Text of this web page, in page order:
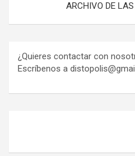
ARCHIVO DE
¿Quieres contactar con
Escríbenos a